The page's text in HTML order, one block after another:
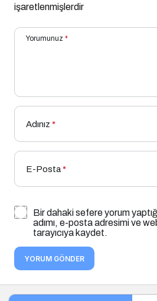
işaretlenmişlerdir
Yorumunuz *
Adınız *
E-Posta*
Bir dahaki sefere yorum
adımı, e-posta adresimi ve
tarayıcıya kaydet.
YORUM GÖNDER